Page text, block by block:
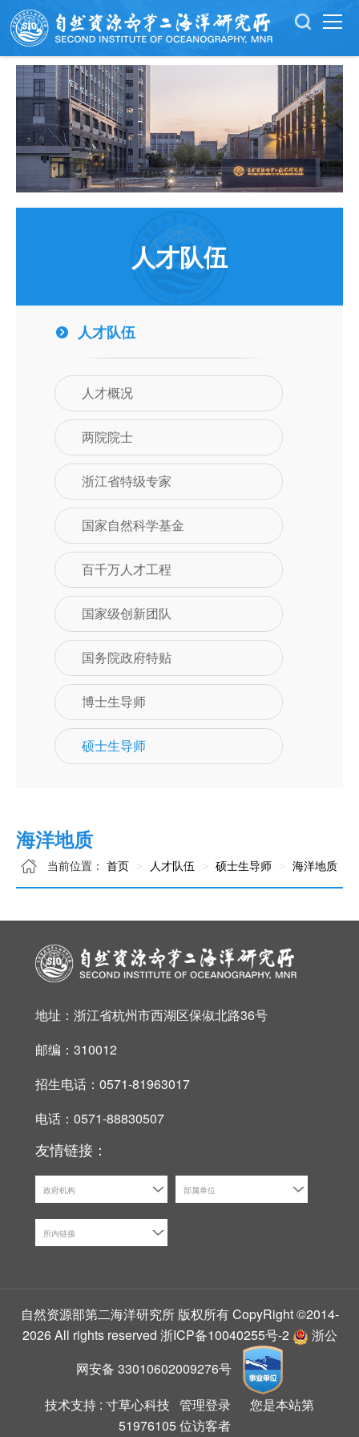
人才队伍
人才队伍
人才概况
两院院士
浙江省特级专家
国家自然科学基金
百千万人才工程
国家级创新团队
国务院政府特贴
博士生导师
硕士生导师
海洋地质
当前位置： 首页 人才队伍 硕士生导师 海洋地质
地址：浙江省杭州市西湖区保俶北路36号
邮编：310012
招生电话：0571-81963017
电话：0571-88830507
友情链接：
政府机构 部属单位
所内链接
自然资源部第二海洋研究所 版权所有 CopyRight ©2014-
2026 All rights reserved 浙ICP备10040255号-2
浙公
网安备 33010602009276号
技术支持 : 寸草心科技 管理登录
您是本站第
51976105位访客者